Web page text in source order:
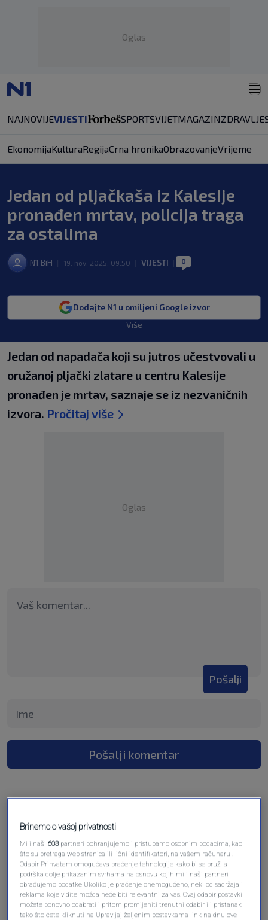
Oglas
NAJNOVIJEVIJESTI SPORTSVIJETMAGAZINZDRAVLJE
EkonomijaKulturaRegijaCrna hronikaObrazovanjeVrijeme
Jedan od pljačkaša iz Kalesije
pronađen mrtav, policija traga
za ostalima
N1 BiH 19. nov. 2025. 09:50 VIJESTI 0
Dodajte N1 u omiljeni Google izvor
Više
Jedan od napadača koji su jutros učestvovali u
oružanoj pljački zlatare u centru Kalesije
pronađen je mrtav, saznaje se iz nezvaničnih
izvora. Pročitaj više
Oglas
Pošalji
Pošalji komentar
Oglas
Brinemo o vašoj privatnosti
Mi i naši603 partneri pohranjujemo i pristupamo osobnim podacima, kao
što su pretraga web stranica ili lični identifikatori, na vašem računaru .
Odabir Prihvatam omogućava praćenje tehnologije kako bi se pružila
podrška dolje prikazanim svrhama na osnovu kojih mi i naši partneri
obrađujemo podatke Ukoliko je praćenje onemogućeno, neki od sadržaja i
reklama koje vidite možda neće biti relevantni za vas. Ovaj odabir postavki
možete ponovno odabrati i pritom promijeniti trenutni odabir ili pristanak
tako što ćete kliknuti na Upravljaj željenim postavkama link na dnu ove